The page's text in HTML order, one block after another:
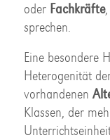
oder Fachkräfte
sprechen.
Eine besondere
Heterogenität
vorhandenen
Klassen, der